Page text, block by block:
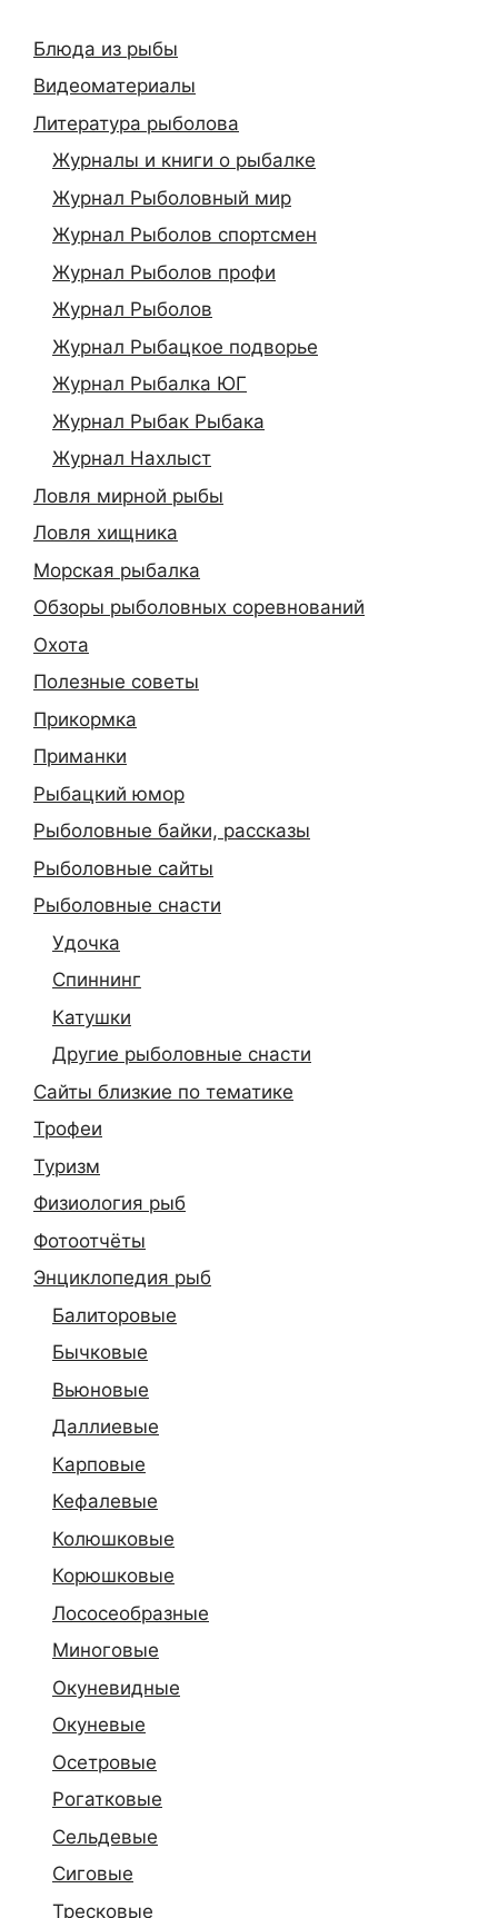
Блюда из рыбы
Видеоматериалы
Литература рыболова
Журналы и книги о рыбалке
Журнал Рыболовный мир
Журнал Рыболов спортсмен
Журнал Рыболов профи
Журнал Рыболов
Журнал Рыбацкое подворье
Журнал Рыбалка ЮГ
Журнал Рыбак Рыбака
Журнал Нахлыст
Ловля мирной рыбы
Ловля хищника
Морская рыбалка
Обзоры рыболовных соревнований
Охота
Полезные советы
Прикормка
Приманки
Рыбацкий юмор
Рыболовные байки, рассказы
Рыболовные сайты
Рыболовные снасти
Удочка
Спиннинг
Катушки
Другие рыболовные снасти
Сайты близкие по тематике
Трофеи
Туризм
Физиология рыб
Фотоотчёты
Энциклопедия рыб
Балиторовые
Бычковые
Вьюновые
Даллиевые
Карповые
Кефалевые
Колюшковые
Корюшковые
Лососеобразные
Миноговые
Окуневидные
Окуневые
Осетровые
Рогатковые
Сельдевые
Сиговые
Тресковые